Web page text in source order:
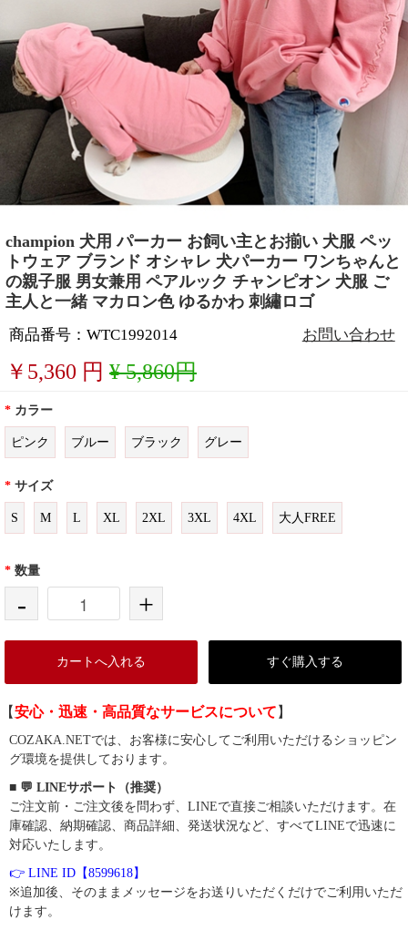
champion 犬用 パーカー お飼い主とお揃い 犬服 ペッ
トウェア ブランド オシャレ 犬パーカー ワンちゃんと
の親子服 男女兼用 ペアルック チャンピオン 犬服 ご
主人と一緒 マカロン色 ゆるかわ 刺繡ロゴ
商品番号：WTC1992014 お問い合わせ
￥ 5,360 円 ¥ 5,860円
* カラー
ピンク ブルー ブラック グレー
* サイズ
S M L XL 2XL 3XL 4XL 大人FREE
* 数量
- +
カートへ入れる すぐ購入する
【安心・迅速・高品質なサービスについて 】
COZAKA.NETでは、お客様に安心してご利用いただけるショッピン
グ環境を提供しております。
■ 💬 LINEサポート（推奨）
ご注文前・ご注文後を問わず、LINEで直接ご相談いただけます。在
庫確認、納期確認、商品詳細、発送状況など、すべてLINEで迅速に
対応いたします。
👉 LINE ID【8599618】
※追加後、そのままメッセージをお送りいただくだけでご利用いただ
けます。